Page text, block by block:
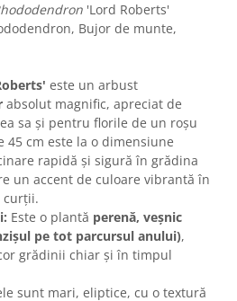
'Lord Roberts'
Bujor de munte,
este un arbust
absolut magnific, apreciat de
sa și pentru florile de un roșu
45 cm este la o dimensiune
rapidă și sigură în grădina
un accent de culoare vibrantă în
curții.
Este o plantă perenă, veșnic
pe tot parcursul anului),
grădinii chiar și în timpul
sunt mari, eliptice, cu o textură